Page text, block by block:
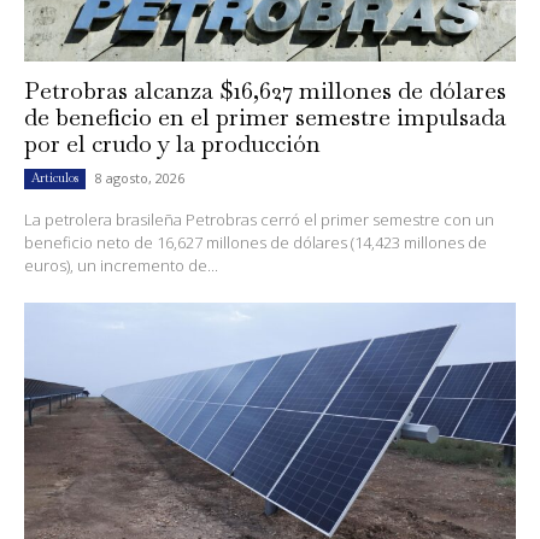
Petrobras alcanza $16,627 millones de dólares
de beneficio en el primer semestre impulsada
por el crudo y la producción
Artículos 8 agosto, 2026
La petrolera brasileña Petrobras cerró el primer semestre con un
beneficio neto de 16,627 millones de dólares (14,423 millones de
euros), un incremento de...